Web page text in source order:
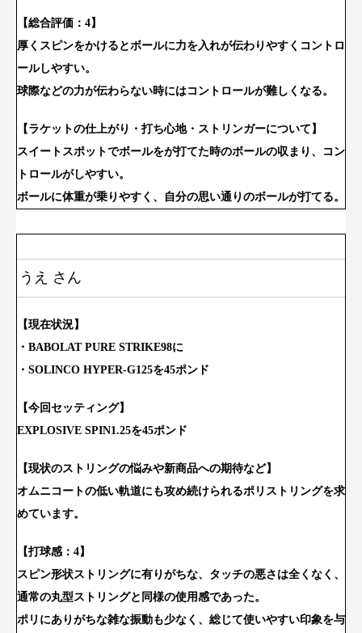
【総合評価：4】
厚くスピンをかけるとボールに力を入れが伝わりやすくコントロ
ールしやすい。
球際などの力が伝わらない時にはコントロールが難しくなる。
【ラケットの仕上がり・打ち心地・ストリンガーについて】
スイートスポットでボールをが打てた時のボールの収まり、コン
トロールがしやすい。
ボールに体重が乗りやすく、自分の思い通りのボールが打てる。
うえ さん
【現在状況】
・BABOLAT PURE STRIKE98に
・SOLINCO HYPER-G125を45ポンド
【今回セッティング】
EXPLOSIVE SPIN1.25を45ポンド
【現状のストリングの悩みや新商品への期待など】
オムニコートの低い軌道にも攻め続けられるポリストリングを求
めています。
【打球感：4】
スピン形状ストリングに有りがちな、タッチの悪さは全くなく、
通常の丸型ストリングと同様の使用感であった。
ポリにありがちな雑な振動も少なく、総じて使いやすい印象を与